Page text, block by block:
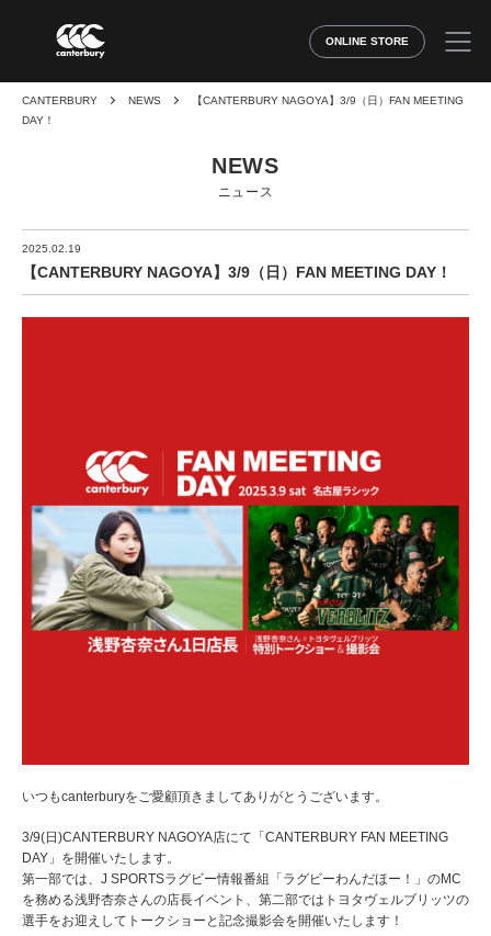
ONLINE STORE
CANTERBURY NEWS
【CANTERBURY NAGOYA】3/9（日）FAN MEETING
DAY！
NEWS
ニュース
2025.02.19
【CANTERBURY NAGOYA】3/9（日）FAN MEETING DAY！
いつもcanterburyをご愛顧頂きましてありがとうございます。
3/9(日)CANTERBURY NAGOYA店にて「CANTERBURY FAN MEETING
DAY」を開催いたします。
第一部では、J SPORTSラグビー情報番組「ラグビーわんだほー！」のMC
を務める浅野杏奈さんの店長イベント、第二部ではトヨタヴェルブリッツの
選手をお迎えしてトークショーと記念撮影会を開催いたします！